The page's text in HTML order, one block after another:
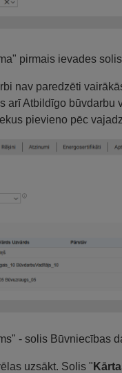
pirmais ievades
nav paredzēti
Atbildīgo būvdarbu
pievieno pēc
- solis Būvniecības
uzsākt. Solis "